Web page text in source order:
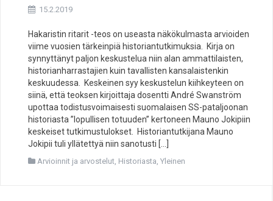
15.2.2019
Hakaristin ritarit -teos on useasta näkökulmasta arvioiden
viime vuosien tärkeinpiä historiantutkimuksia. Kirja on
synnyttänyt paljon keskustelua niin alan ammattilaisten,
historianharrastajien kuin tavallisten kansalaistenkin
keskuudessa. Keskeinen syy keskustelun kiihkeyteen on
siinä, että teoksen kirjoittaja dosentti André Swanström
upottaa todistusvoimaisesti suomalaisen SS-pataljoonan
historiasta ”lopullisen totuuden” kertoneen Mauno Jokipiin
keskeiset tutkimustulokset. Historiantutkijana Mauno
Jokipii tuli yllätettyä niin sanotusti […]
Arvioinnit ja arvostelut, Historiasta, Yleinen